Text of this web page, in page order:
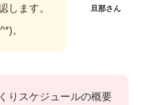
旦那さん
します。
。
りスケジュールの概要